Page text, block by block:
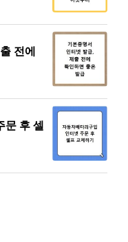
전에
문 후 셀